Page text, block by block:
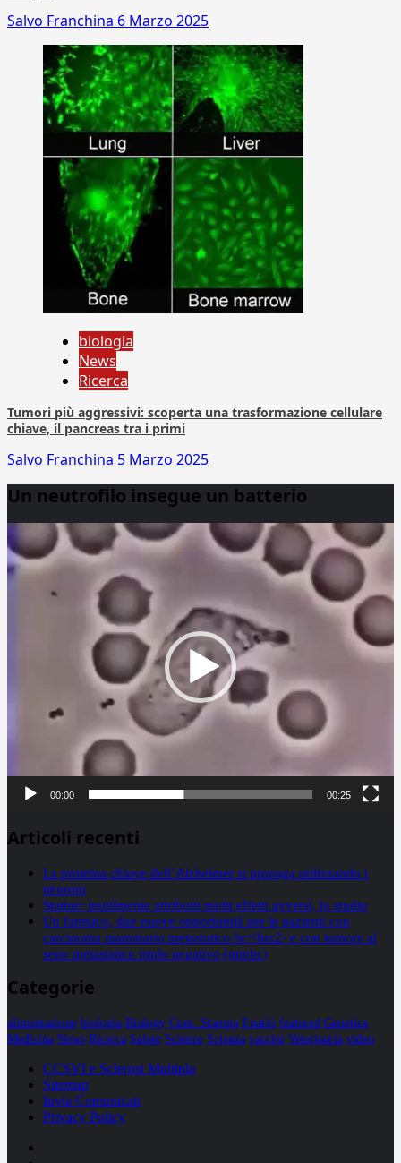
Salvo Franchina 6 Marzo 2025
biologia
News
Ricerca
Tumori più aggressivi: scoperta una trasformazione cellulare
chiave, il pancreas tra i primi
Salvo Franchina 5 Marzo 2025
Un neutrofilo insegue un batterio
Player
00:00 00:25
Articoli recenti
La proteina chiave dell’Alzheimer si propaga utilizzando i
neuroni
Statine: inutilmente attribuiti molti effetti avversi, lo studio
Un farmaco, due nuove opportunità per le pazienti con
carcinoma mammario metastatico hr+/her2- e con tumore al
seno metastatico triplo negativo (mtnbc)
Categorie
alimentazione biologia Biology Com. Stampa Epatiti featured Genetica
Medicina News Ricerca Salute Science Scienza vaccini Veterinaria video
CCSVI e Sclerosi Multipla
Sitemap
Invia Comunicati
Privacy Policy